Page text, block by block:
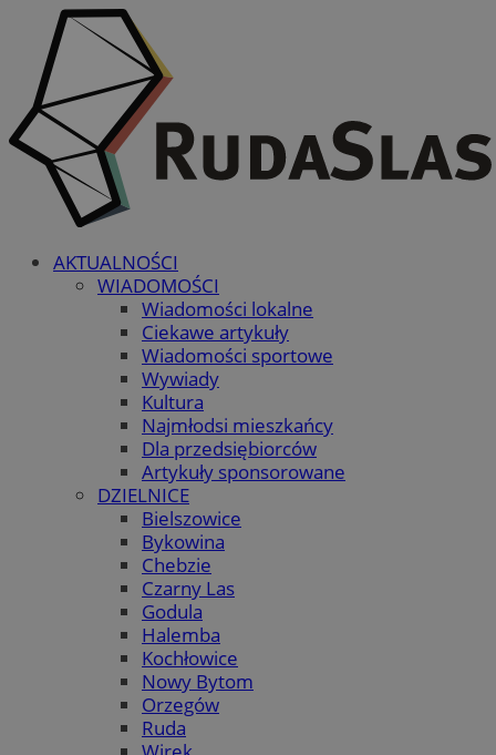
AKTUALNOŚCI
WIADOMOŚCI
Wiadomości lokalne
Ciekawe artykuły
Wiadomości sportowe
Wywiady
Kultura
Najmłodsi mieszkańcy
Dla przedsiębiorców
Artykuły sponsorowane
DZIELNICE
Bielszowice
Bykowina
Chebzie
Czarny Las
Godula
Halemba
Kochłowice
Nowy Bytom
Orzegów
Ruda